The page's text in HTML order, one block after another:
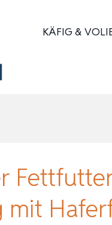
KÄFIG &
mit